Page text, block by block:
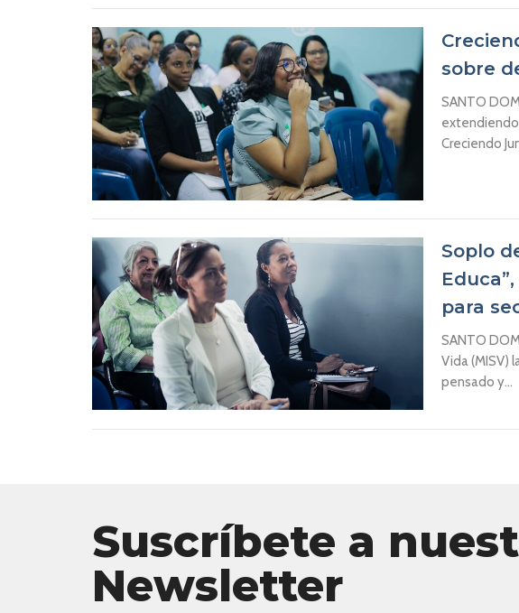
sobre
SANTO
Creciendo
Soplo
para
SANTO
Vida (MISV)
pensado y...
Suscríbete a
Newsletter